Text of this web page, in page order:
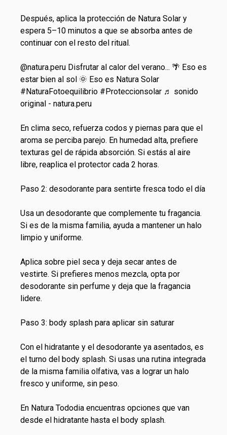
Después, aplica la protección de Natura Solar y
espera 5–10 minutos a que se absorba antes de
continuar con el resto del ritual.
@natura.peru Disfrutar al calor del verano... 🌴 Eso es
estar bien al sol 🌞 Eso es Natura Solar
#NaturaFotoequilibrio #Proteccionsolar ♬ sonido
original - natura.peru
En clima seco, refuerza codos y piernas para que el
aroma se perciba parejo. En humedad alta, prefiere
texturas gel de rápida absorción. Si estás al aire
libre, reaplica el protector cada 2 horas.
Paso 2: desodorante para sentirte fresca todo el día
Usa un desodorante que complemente tu fragancia.
Si es de la misma familia, ayuda a mantener un halo
limpio y uniforme.
Aplica sobre piel seca y deja secar antes de
vestirte. Si prefieres menos mezcla, opta por
desodorante sin perfume y deja que la fragancia
lidere.
Paso 3: body splash para aplicar sin saturar
Con el hidratante y el desodorante ya asentados, es
el turno del body splash. Si usas una rutina integrada
de la misma familia olfativa, vas a lograr un halo
fresco y uniforme, sin peso.
En Natura Tododia encuentras opciones que van
desde el hidratante hasta el body splash.